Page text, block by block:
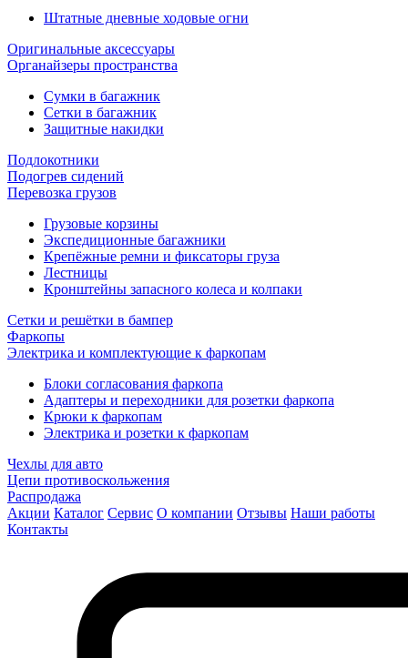
Штатные дневные ходовые огни
Оригинальные аксессуары
Органайзеры пространства
Сумки в багажник
Сетки в багажник
Защитные накидки
Подлокотники
Подогрев сидений
Перевозка грузов
Грузовые корзины
Экспедиционные багажники
Крепёжные ремни и фиксаторы груза
Лестницы
Кронштейны запасного колеса и колпаки
Сетки и решётки в бампер
Фаркопы
Электрика и комплектующие к фаркопам
Блоки согласования фаркопа
Адаптеры и переходники для розетки фаркопа
Крюки к фаркопам
Электрика и розетки к фаркопам
Чехлы для авто
Цепи противоскольжения
Распродажа
Акции Каталог Сервис О компании Отзывы Наши работы
Контакты